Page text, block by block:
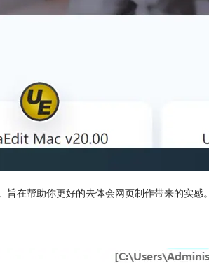
在帮助你更好的去体会网页制作带来的实感。